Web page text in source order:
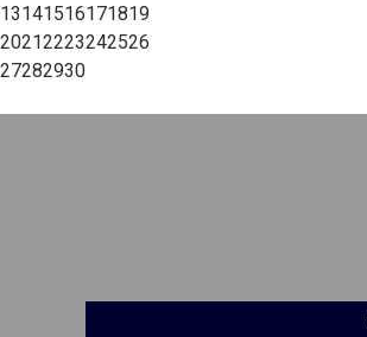
13141516171819
20212223242526
27282930